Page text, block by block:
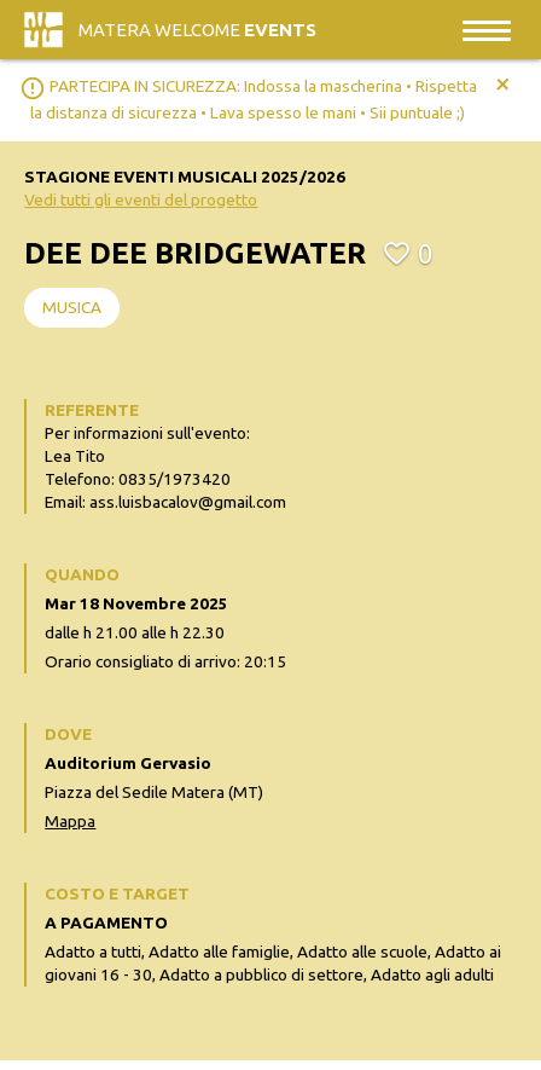
MATERA WELCOME EVENTS
error_outline PARTECIPA IN SICUREZZA: Indossa la mascherina • Rispetta
la distanza di sicurezza • Lava spesso le mani • Sii puntuale ;)
+
STAGIONE EVENTI MUSICALI 2025/2026
Vedi tutti gli eventi del progetto
DEE DEE BRIDGEWATER 0
MUSICA
REFERENTE
Per informazioni sull'evento:
Lea Tito
Telefono: 0835/1973420
Email: ass.luisbacalov@gmail.com
QUANDO
Mar 18 Novembre 2025
dalle h 21.00 alle h 22.30
Orario consigliato di arrivo: 20:15
DOVE
Auditorium Gervasio
Piazza del Sedile Matera (MT)
Mappa
COSTO E TARGET
A PAGAMENTO
Adatto a tutti, Adatto alle famiglie, Adatto alle scuole, Adatto ai
giovani 16 - 30, Adatto a pubblico di settore, Adatto agli adulti